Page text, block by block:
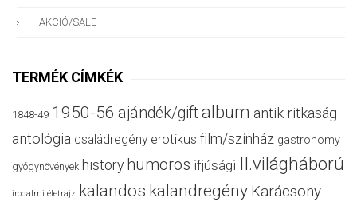
AKCIÓ/SALE
TERMÉK CÍMKÉK
1848-49 1950-56 ajándék/giftalbum antik ritkaság
antológia családregény erotikus film/színház gastronomy
gyógynövények history humoros ifjúsági II.világháború
irodalmi életrajz kalandos kalandregény Karácsony